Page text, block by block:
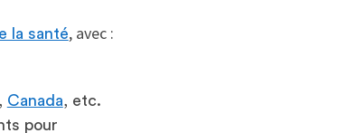
la santé, avec :
Canada, etc.
pour